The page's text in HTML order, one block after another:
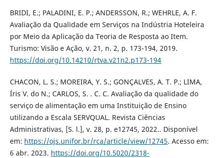
BRIDI, E.; PALADINI, E. P.; ANDERSSON, R.; WEHRLE, A. F.
Avaliação da Qualidade em Serviços na Indústria Hoteleira
por Meio da Aplicação da Teoria de Resposta ao Item.
Turismo: Visão e Ação, v. 21, n. 2, p. 173-194, 2019.
https://doi.org/10.14210/rtva.v21n2.p173-194
CHACON, L. S.; MOREIRA, Y. S.; GONÇALVES, A. T. P.; LIMA,
Íris V. do N.; CARLOS, S. . C. C. Avaliação da qualidade do
serviço de alimentação em uma Instituição de Ensino
utilizando a Escala SERVQUAL. Revista Ciências
Administrativas, [S. l.], v. 28, p. e12745, 2022.. Disponível
em: https://ojs.unifor.br/rca/article/view/12745. Acesso em:
6 abr. 2023. https://doi.org/10.5020/2318-